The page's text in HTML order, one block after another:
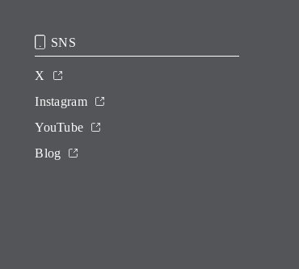
SNS
X
Instagram
YouTube
Blog